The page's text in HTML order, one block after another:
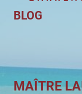
BLOG
MAÎTRE